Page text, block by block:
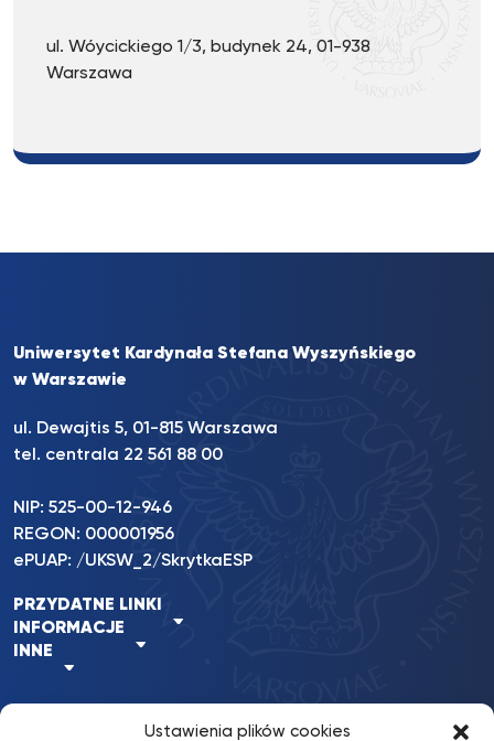
Ustawienia plików cookies
ul. Wóycickiego 1/3, budynek 24, 01-938
Warszawa
Uniwersytet Kardynała Stefana Wyszyńskiego
w Warszawie
ul. Dewajtis 5, 01-815 Warszawa
tel. centrala 22 561 88 00
NIP: 525-00-12-946
REGON: 000001956
ePUAP: /UKSW_2/SkrytkaESP
PRZYDATNE LINKI
INFORMACJE
INNE